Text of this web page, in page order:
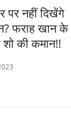
पर नहीं दिखेंगे
फराह खान के
शो की कमान!!